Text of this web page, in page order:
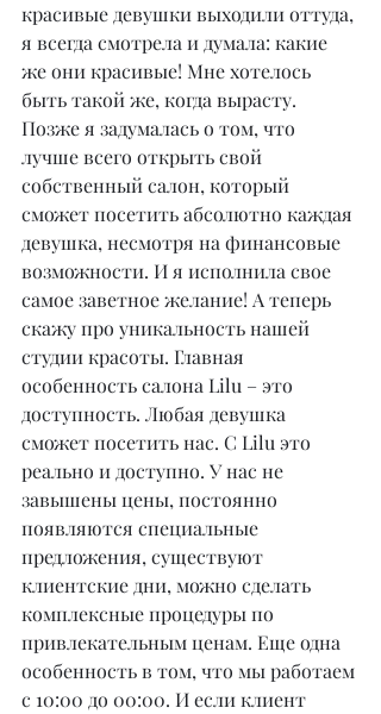
красивые девушки выходили оттуда,
я всегда смотрела и думала: какие
же они красивые! Мне хотелось
быть такой же, когда вырасту.
Позже я задумалась о том, что
лучше всего открыть свой
собственный салон, который
сможет посетить абсолютно каждая
девушка, несмотря на финансовые
возможности. И я исполнила свое
самое заветное желание! А теперь
скажу про уникальность нашей
студии красоты. Главная
особенность салона Lilu – это
доступность. Любая девушка
сможет посетить нас. С Lilu это
реально и доступно. У нас не
завышены цены, постоянно
появляются специальные
предложения, существуют
клиентские дни, можно сделать
комплексные процедуры по
привлекательным ценам. Еще одна
особенность в том, что мы работаем
с 10:00 до 00:00. И если клиент